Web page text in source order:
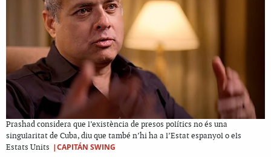
Prashad considera que l’existència de presos polítics no és una
singularitat de Cuba, diu que també n’hi ha a l’Estat espanyol o els
Estats Units |CAPITÁN SWING